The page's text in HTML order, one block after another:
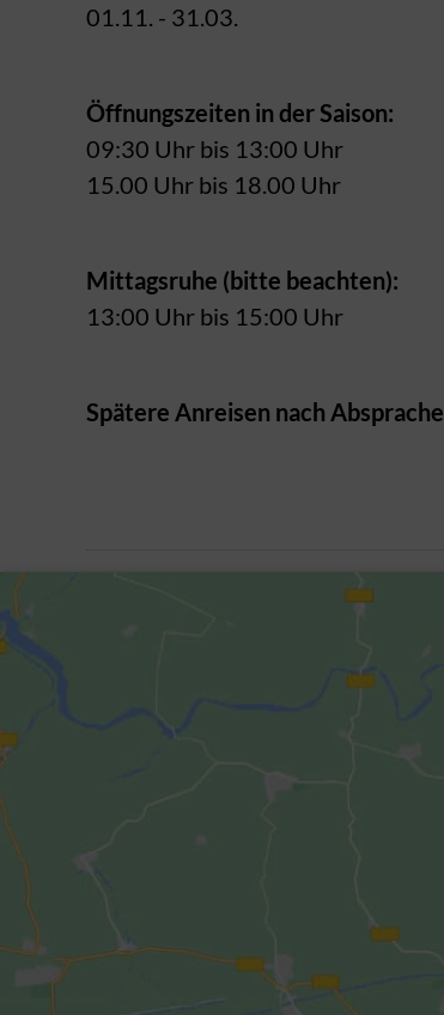
01.11. - 31.03.
Öffnungszeiten in der Saison:
09:30 Uhr bis 13:00 Uhr
15.00 Uhr bis 18.00 Uhr
Mittagsruhe (bitte beachten):
13:00 Uhr bis 15:00 Uhr
Spätere Anreisen nach Absprache